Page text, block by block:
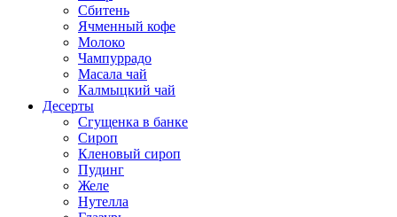
Сбитень
Ячменный кофе
Молоко
Чампуррадо
Масала чай
Калмыцкий чай
Десерты
Сгущенка в банке
Сироп
Кленовый сироп
Пудинг
Желе
Нутелла